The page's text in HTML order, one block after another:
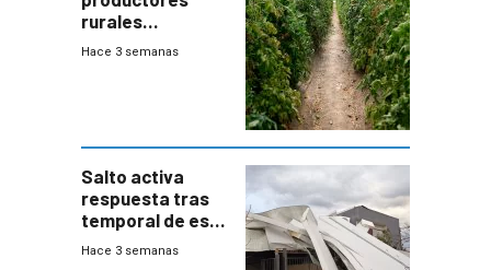
rurales
afectados tras
Hace 3 semanas
Salto activa
respuesta tras
temporal de este
sábado con
Hace 3 semanas